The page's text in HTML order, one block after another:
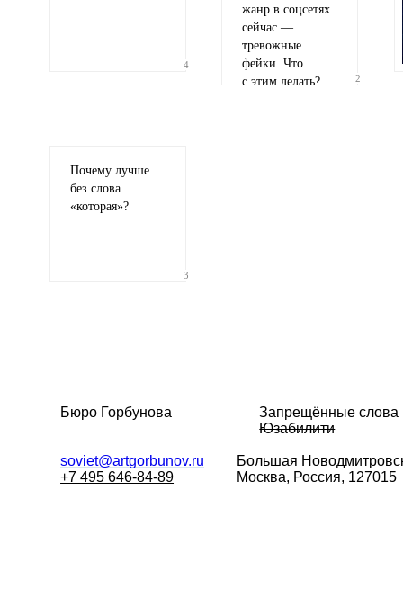
4
жанр в соцсетях
сейчас —
тревожные
фейки. Что
с этим делать?
2
Почему лучше
без слова
«которая»?
3
Бюро Горбунова
Запрещённые слова
Юзабилити
soviet@artgorbunov.ru
+7 495 646-84-89
Большая
Москва, Россия, 127015